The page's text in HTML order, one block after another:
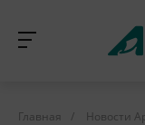
Главная / Новости